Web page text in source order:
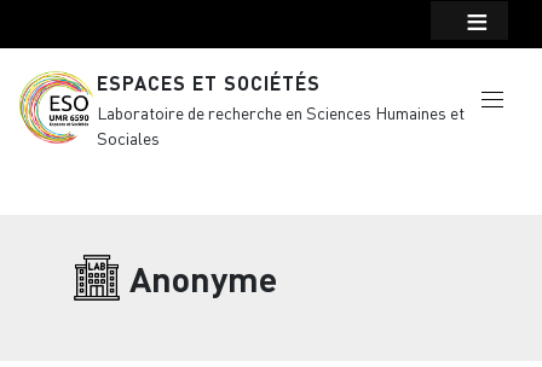
ESPACES ET SOCIÉTÉS
Laboratoire de recherche en Sciences Humaines et
Sociales
Anonyme